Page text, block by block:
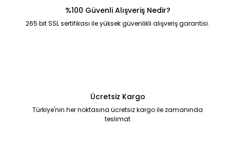
%100 Güvenli Alışveriş Nedir?
265 bit SSL sertifikası ile yüksek güvenlikli alışveriş garantisi.
Ücretsiz Kargo
Türkiye'nin her noktasına ücretsiz kargo ile zamanında
teslimat